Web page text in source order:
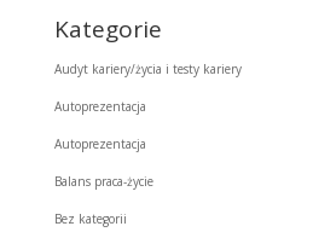
Kategorie
Audyt kariery/życia i testy kariery
Autoprezentacja
Autoprezentacja
Balans praca-życie
Bez kategorii